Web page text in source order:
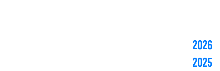
2026
2025